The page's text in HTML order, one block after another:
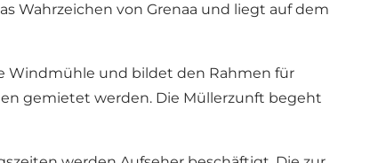
Wahrzeichen von Grenaa und liegt auf dem
Windmühle und bildet den Rahmen für
gemietet werden. Die Müllerzunft begeht